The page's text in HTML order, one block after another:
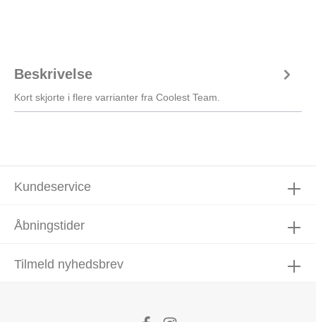
Beskrivelse
Kort skjorte i flere varrianter fra Coolest Team.
Tilmeld nyhedsbrev
Åbningstider
Kundeservice